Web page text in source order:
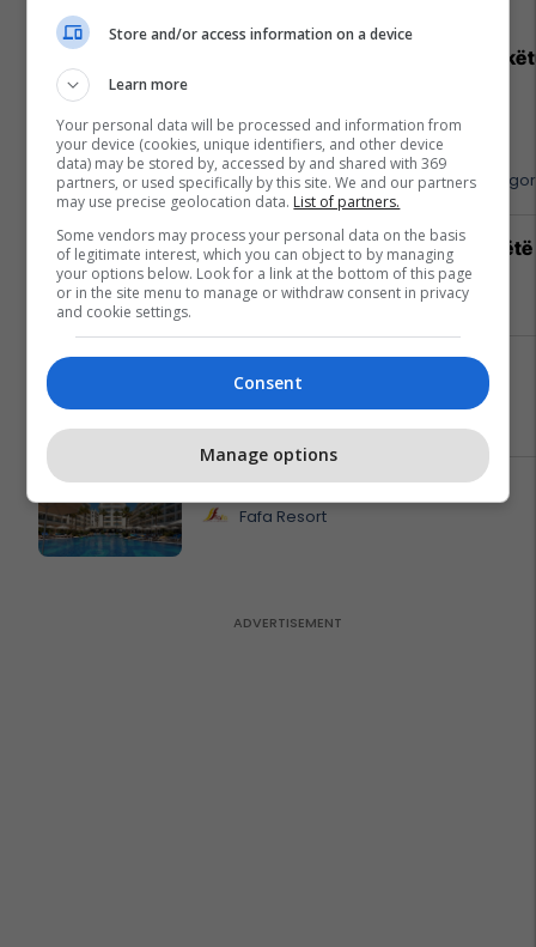
Promo Reklamo
APR mendon për ju, diasporë –
mirësevini në shtëpi!
APR - Asistencë E Përgjithshme
Hamburgeri ma kjut najher vjen këtë
verë në Burger King
Burger King
EXFIS
Këtë verë, zgjidh FAFA-n
Fafa Resort
Store and/or access information on a device
Learn more
Your personal data will be processed and information from
your device (cookies, unique identifiers, and other device
data) may be stored by, accessed by and shared with 369
partners, or used specifically by this site. We and our partners
may use precise geolocation data. List of partners.
Some vendors may process your personal data on the basis
of legitimate interest, which you can object to by managing
your options below. Look for a link at the bottom of this page
or in the site menu to manage or withdraw consent in privacy
and cookie settings.
Consent
Manage options